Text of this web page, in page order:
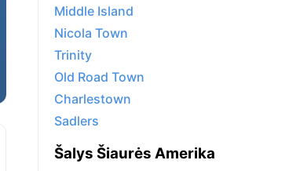
Middle Island
Nicola Town
Trinity
Old Road Town
Charlestown
Sadlers
Šalys Šiaurės Amerika